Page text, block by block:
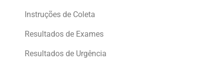
Instruções de Coleta
Resultados de Exames
Resultados de Urgência